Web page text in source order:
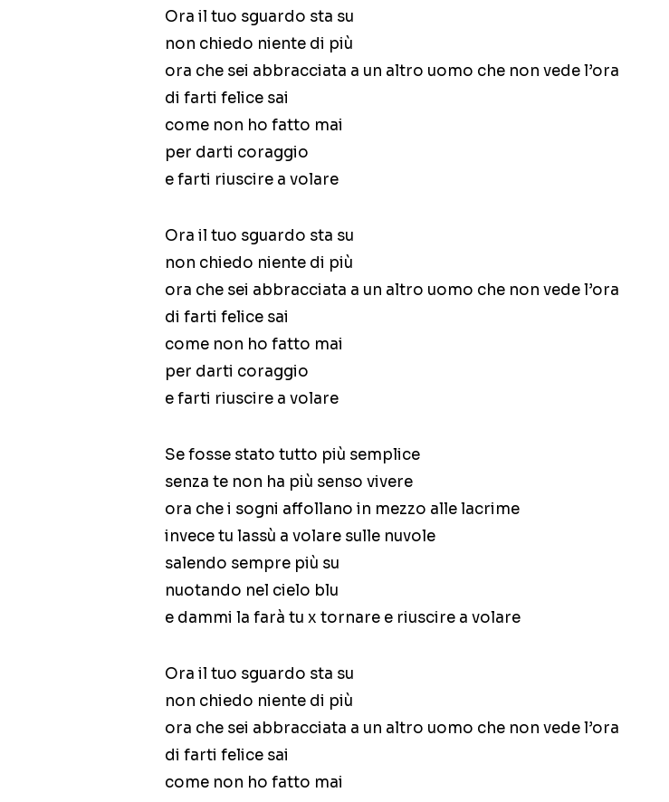
Ora il tuo sguardo sta su
non chiedo niente di più
ora che sei abbracciata a un altro uomo che non vede l’ora
di farti felice sai
come non ho fatto mai
per darti coraggio
e farti riuscire a volare
Ora il tuo sguardo sta su
non chiedo niente di più
ora che sei abbracciata a un altro uomo che non vede l’ora
di farti felice sai
come non ho fatto mai
per darti coraggio
e farti riuscire a volare
Se fosse stato tutto più semplice
senza te non ha più senso vivere
ora che i sogni affollano in mezzo alle lacrime
invece tu lassù a volare sulle nuvole
salendo sempre più su
nuotando nel cielo blu
e dammi la farà tu x tornare e riuscire a volare
Ora il tuo sguardo sta su
non chiedo niente di più
ora che sei abbracciata a un altro uomo che non vede l’ora
di farti felice sai
come non ho fatto mai